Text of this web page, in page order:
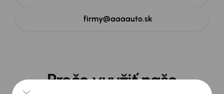
firmy@aaaauto.sk
Prečo využiť naše